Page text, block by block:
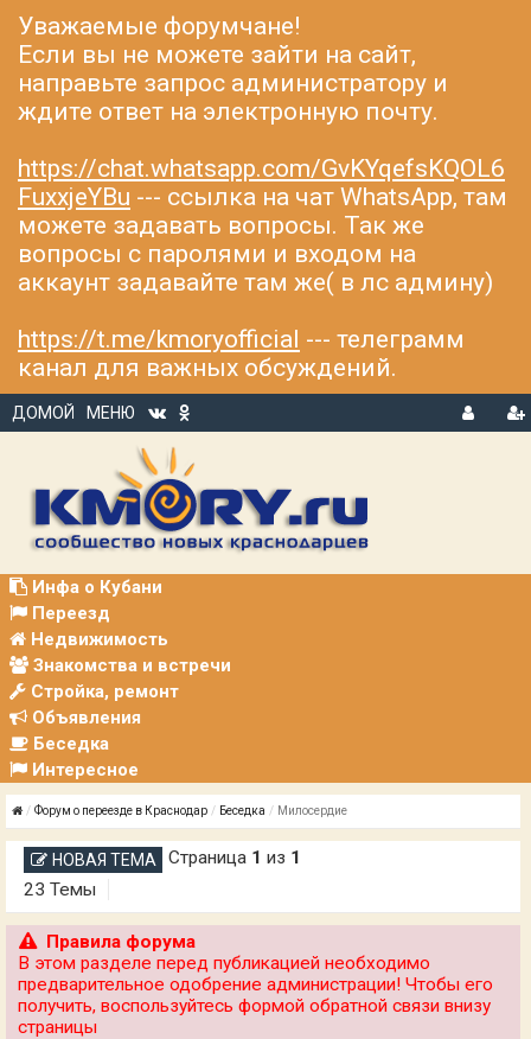
Уважаемые форумчане!
Если вы не можете зайти на сайт,
направьте запрос администратору и
ждите ответ на электронную почту.
https://chat.whatsapp.com/GvKYqefsKQOL6
FuxxjeYBu --- ссылка на чат WhatsApp, там
можете задавать вопросы. Так же
вопросы с паролями и входом на
аккаунт задавайте там же( в лс админу)
https://t.me/kmoryofficial --- телеграмм
канал для важных обсуждений.
ДОМОЙ
МЕНЮ
В
Р
Инфа о Кубани
Переезд
Недвижимость
Знакомства и встречи
Стройка, ремонт
Объявления
Беседка
Интересное
Форум о переезде в Краснодар Беседка Милосердие
НОВАЯ ТЕМА
23 Темы
Страница 1 из 1
Правила форума
В этом разделе перед публикацией необходимо
предварительное одобрение администрации! Чтобы его
получить, воспользуйтесь формой обратной связи внизу
страницы